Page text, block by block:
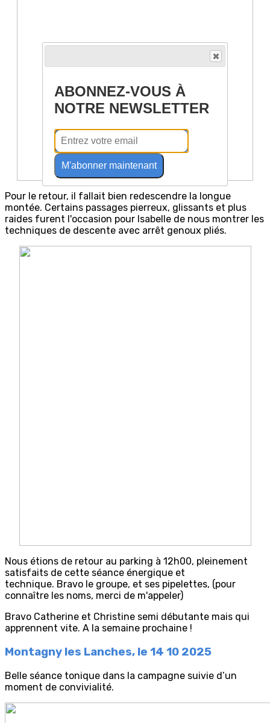
Pour le retour, il fallait bien redescendre la longue
montée. Certains passages pierreux, glissants et plus
raides furent l'occasion pour Isabelle de nous montrer les
techniques de descente avec arrêt genoux pliés.
Nous étions de retour au parking à 12h00, pleinement
satisfaits de cette séance énergique et
technique. Bravo le groupe, et ses pipelettes, (pour
connaître les noms, merci de m'appeler)
Bravo Catherine et Christine semi débutante mais qui
apprennent vite. A la semaine prochaine !
Montagny les Lanches, le 14 10 2025
Belle séance tonique dans la campagne suivie d’un
moment de convivialité.
ABONNEZ-VOUS À
NOTRE NEWSLETTER
M'abonner maintenant